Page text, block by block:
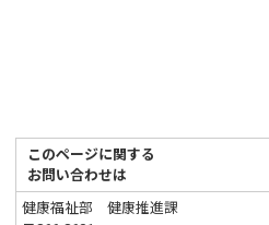
このページに関する
お問い合わせは
健康福祉部 健康推進課